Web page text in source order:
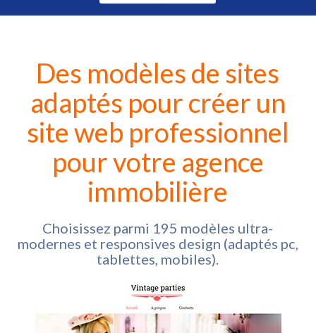
Des modèles de sites
adaptés pour créer un
site web professionnel
pour votre agence
immobilière
Choisissez parmi 195 modèles ultra-
modernes et responsives design (adaptés pc,
tablettes, mobiles).